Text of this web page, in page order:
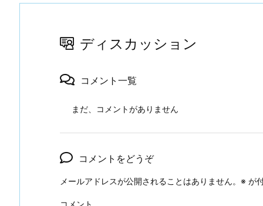
ディスカッション
コメント一覧
まだ、コメントがありません
コメントをどうぞ
メールアドレスが公開されることはありません。 ※ が